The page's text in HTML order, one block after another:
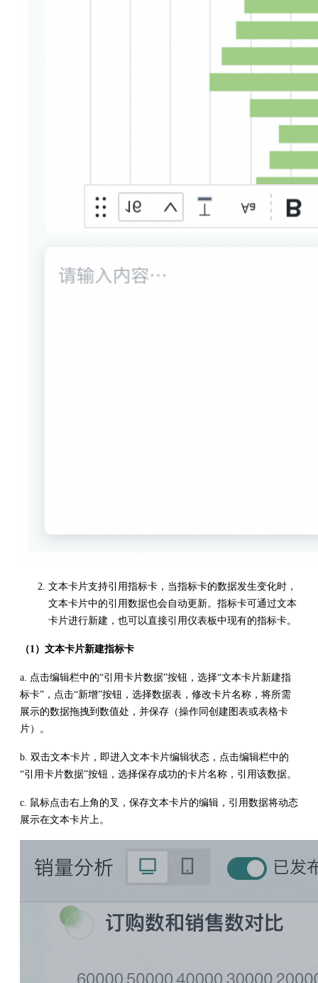
文本卡片支持引用指标卡，当指标卡的数据发生变化时，
文本卡片中的引用数据也会自动更新。指标卡可通过文本
卡片进行新建，也可以直接引用仪表板中现有的指标卡。
（1）文本卡片新建指标卡
a. 点击编辑栏中的“引用卡片数据”按钮，选择“文本卡片新建指
标卡”，点击“新增”按钮，选择数据表，修改卡片名称，将所需
展示的数据拖拽到数值处，并保存（操作同创建图表或表格卡
片）。
b. 双击文本卡片，即进入文本卡片编辑状态，点击编辑栏中的
“引用卡片数据”按钮，选择保存成功的卡片名称，引用该数据。
c. 鼠标点击右上角的叉，保存文本卡片的编辑，引用数据将动态
展示在文本卡片上。